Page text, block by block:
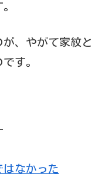
、やがて家紋と
す。
なかった